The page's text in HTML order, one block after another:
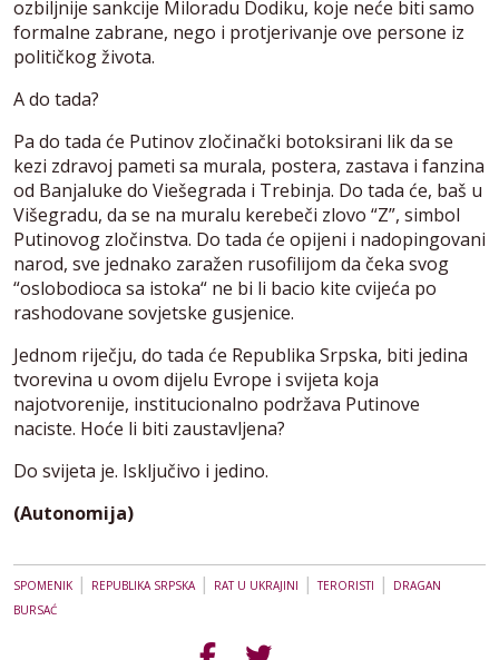
ozbiljnije sankcije Miloradu Dodiku, koje neće biti samo
formalne zabrane, nego i protjerivanje ove persone iz
političkog života.
A do tada?
Pa do tada će Putinov zločinački botoksirani lik da se
kezi zdravoj pameti sa murala, postera, zastava i fanzina
od Banjaluke do Viešegrada i Trebinja. Do tada će, baš u
Višegradu, da se na muralu kerebeči zlovo “Z”, simbol
Putinovog zločinstva. Do tada će opijeni i nadopingovani
narod, sve jednako zaražen rusofilijom da čeka svog
“oslobodioca sa istoka“ ne bi li bacio kite cvijeća po
rashodovane sovjetske gusjenice.
Jednom riječju, do tada će Republika Srpska, biti jedina
tvorevina u ovom dijelu Evrope i svijeta koja
najotvorenije, institucionalno podržava Putinove
naciste. Hoće li biti zaustavljena?
Do svijeta je. Isključivo i jedino.
(Autonomija)
SPOMENIK | REPUBLIKA SRPSKA| RAT U UKRAJINI |TERORISTI |
DRAGAN
BURSAĆ